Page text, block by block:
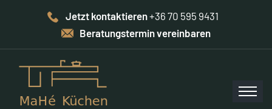
Jetzt kontaktieren+36 70 595 9431
Beratungstermin vereinbaren